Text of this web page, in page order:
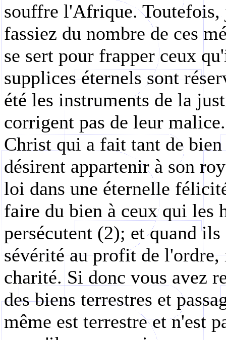
souffre l'Afrique. Toutefois,
fassiez du nombre de ces
se sert pour frapper ceux
supplices éternels sont
été les instruments de la
corrigent pas de leur
Christ qui a fait tant de
désirent appartenir à son
loi dans une éternelle
faire du bien à ceux qui les
persécutent (2); et quand
sévérité au profit de
charité. Si donc vous avez
des biens terrestres et
même est terrestre et n'est